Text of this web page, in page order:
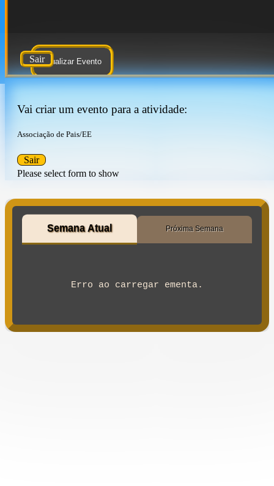
Atualizar Evento
Sair
Vai criar um evento para a atividade:
Associação de Pais/EE
Please select form to show
Sair
Semana Atual Próxima Semana
Erro ao carregar ementa.